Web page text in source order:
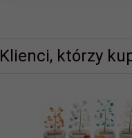
Klienci, którzy